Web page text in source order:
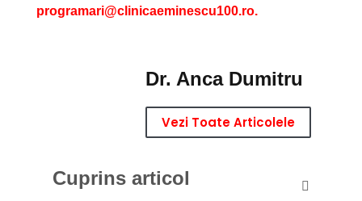
programari@clinicaeminescu100.ro.
Dr. Anca Dumitru
Vezi Toate Articolele
Cuprins articol